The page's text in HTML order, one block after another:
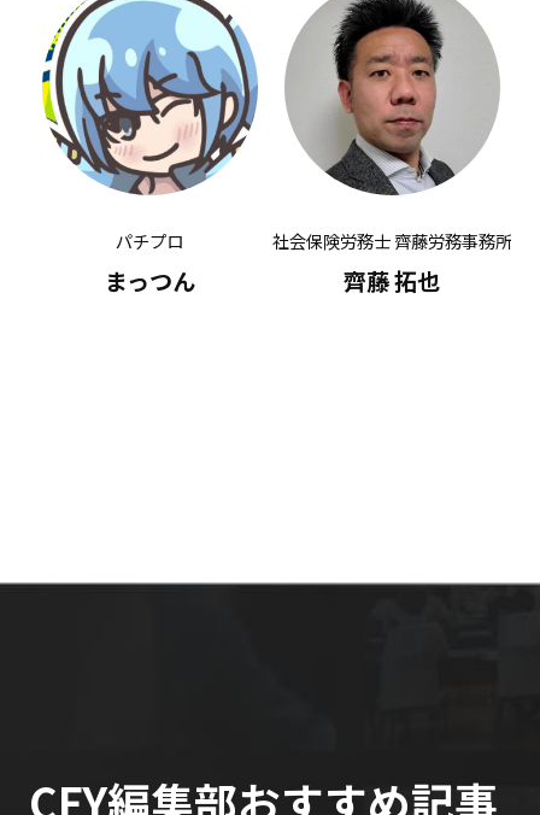
パチプロ
まっつん
社会保険労務士 齊藤労務事務所
齊藤 拓也
CFY編集部おすすめ記事